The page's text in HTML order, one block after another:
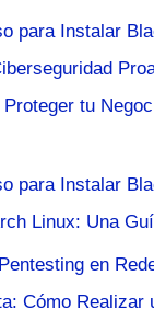
para Instalar
tu
para Instalar
Linux: Una
en
Cómo Realizar